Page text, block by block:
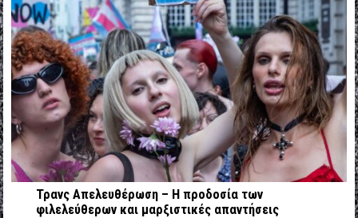
Τρανς Απελευθέρωση – Η προδοσία των
φιλελεύθερων και μαρξιστικές απαντήσεις